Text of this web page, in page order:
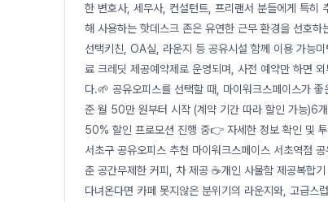
한 변호사, 세무사, 컨설턴트, 프리랜서 분들에게 특히
해 사용하는 핫데스크 존은 유연한 근무 환경을 선호
선택키친, OA실, 라운지 등 공유시설 함께 이용 가능
료 크레딧 제공예약제로 운영되며, 사전 예약만 하면
다.🌱 공유오피스를 선택할 때, 마이워크스페이스가
준 월 50만 원부터 시작 (계약 기간 따라 할인 가능)6
50% 할인 프로모션 진행 중👉 자세한 정보 확인 및
서초구 공유오피스 추천 마이워크스페이스 서초역점
춘 공간무제한 커피, 차 제공 ☕개인 사물함 제공복합
다녀온다면 카페 못지않은 분위기의 라운지와, 고급스